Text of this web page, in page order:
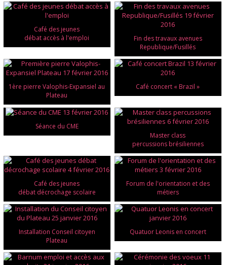
Café des jeunes
débat accès à l'emploi
Fin des travaux avenues
Republique/Fusillés
1ère pierre Valophis-Expansiel au
Plateau
Café concert « Brazil »
Séance du CME
Master class
percussions brésiliennes
Café des jeunes
débat décrochage scolaire
Forum de l'orientation et des
métiers
Installation Conseil citoyen
Plateau
Quatuor Leonis en concert